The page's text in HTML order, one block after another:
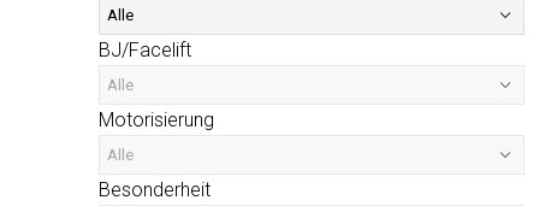
BJ/Facelift
Motorisierung
Besonderheit